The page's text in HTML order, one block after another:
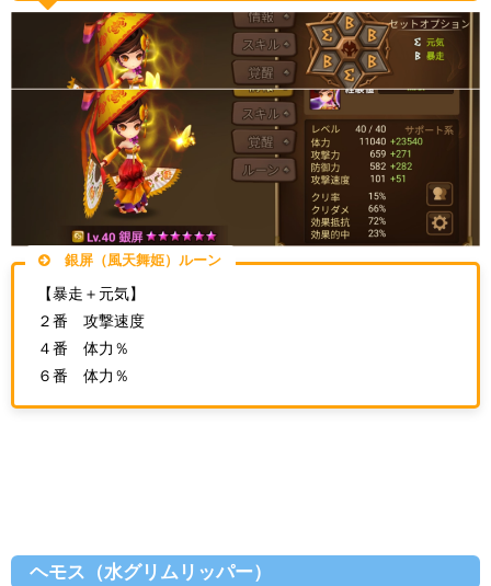
銀屏（風天舞姫）ルーン
【暴走＋元気】
２番 攻撃速度
４番 体力％
６番 体力％
ヘモス（水グリムリッパー）